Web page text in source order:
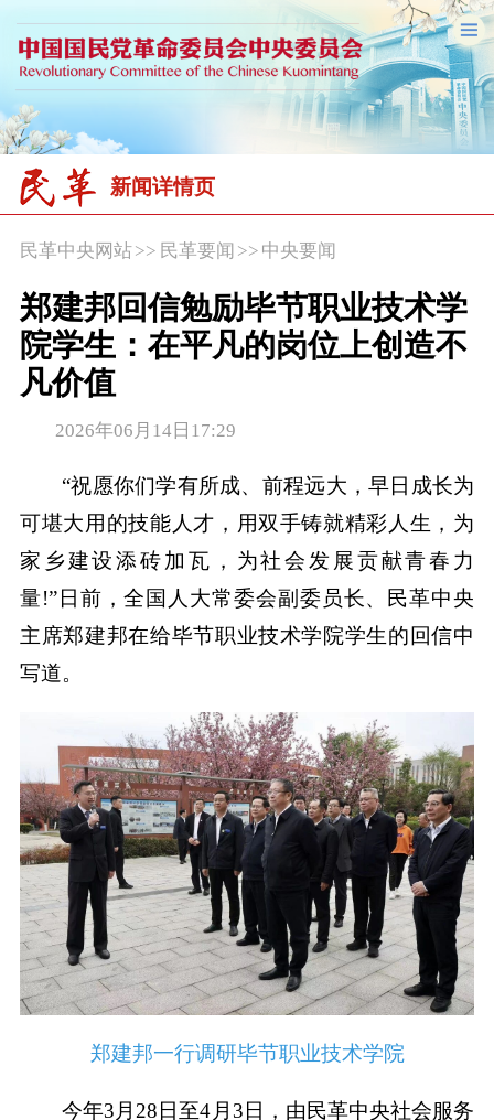
新闻详情页
民革中央网站>> 民革要闻 >> 中央要闻
郑建邦回信勉励毕节职业技术学
院学生：在平凡的岗位上创造不
凡价值
2026年06月14日17:29
“祝愿你们学有所成、前程远大，早日成长为
可堪大用的技能人才，用双手铸就精彩人生，为
家乡建设添砖加瓦，为社会发展贡献青春力
量!”日前，全国人大常委会副委员长、民革中央
主席郑建邦在给毕节职业技术学院学生的回信中
写道。
郑建邦一行调研毕节职业技术学院
今年3月28日至4月3日，由民革中央社会服务